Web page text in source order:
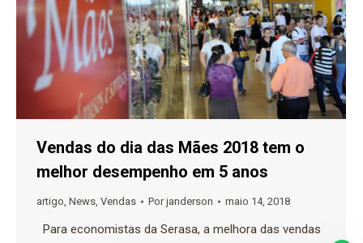
Vendas do dia das Mães 2018 tem o
melhor desempenho em 5 anos
artigo, News, Vendas Porjanderson maio 14, 2018
Para economistas da Serasa, a melhora das vendas